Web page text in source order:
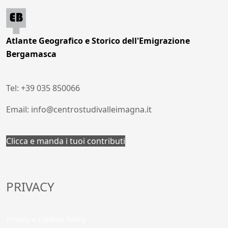
Atlante Geografico e Storico dell'Emigrazione
Bergamasca
Tel: +39 035 850066
Email: info@centrostudivalleimagna.it
Clicca e manda i tuoi contributi
PRIVACY